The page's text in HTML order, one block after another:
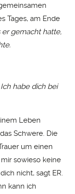
Tages, am Ende
er gemacht hatte,
habe dich bei
Leben
Schwere. Die
um einen
sowieso keine
nicht, sagt ER.
kann ich